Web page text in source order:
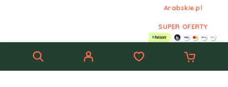
Arabskie.pl
SUPER OFERTY
Arabskie.pl